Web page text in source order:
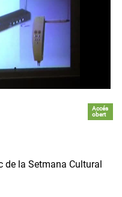
Accés
obert
de la Setmana Cultural